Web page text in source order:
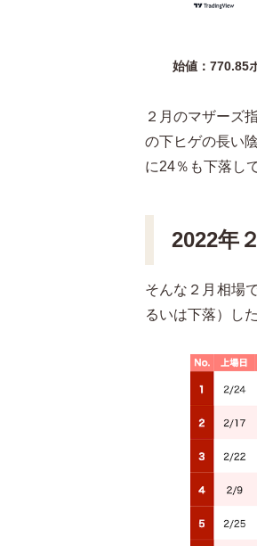
始値：770.85
２月のマザーズ
の下ヒゲの長い
に24％ も下落し
2022年
そんな２月相場
るいは下落）し